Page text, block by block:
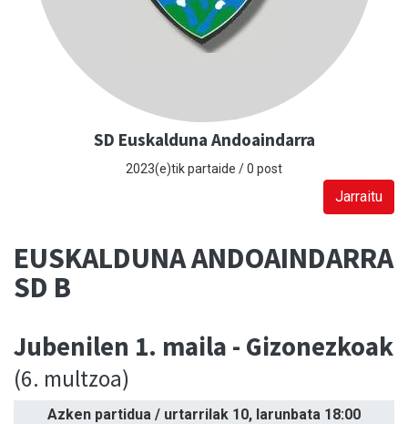
SD Euskalduna Andoaindarra
2023(e)tik partaide / 0 post
Jarraitu
EUSKALDUNA ANDOAINDARRA
SD B
Jubenilen 1. maila - Gizonezkoak
(6. multzoa)
Azken partidua / urtarrilak 10, larunbata 18:00